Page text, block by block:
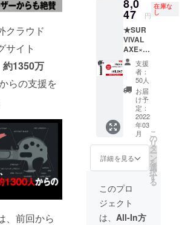
クラウド
サイト
約1350万
らの支援を
、前回から
罪法第1
条第2号
禁止さ
れてい
ます。
の販売
予定価
するも
ので
す。 ----
-----------
理由な
く刃物
を携帯
する行
為は、
銃砲刀
剣類所
持等取
締法第
罪法第1
により
禁止さ
↓↓↓
【18%
OFF!!!
】
↓↓↓
【超早
割】【
¥7,856
】(税
込・送
料無料)
-----------
----- ※税
込・送
料無料
※ 割引
の販売
格に対
するも
8,0
47 円
在庫な
し
★SUR
VIVAL
AXE×１
★【早
割】
¥8,047(
税込・
送料無
----------
一般販
売予定
価格
【¥9,58
0】(税
料無料)
↓↓↓
【16%
支援
者：
50人
お届
け予
定：
2022
年03
月
詳細を見る
こ
の
リ
タ
ー
ン
を
選
択
す
る
このプロ
ジェクト
は、 All-In方